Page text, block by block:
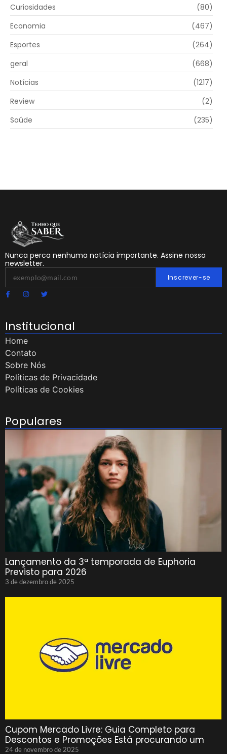
Curiosidades
(80)
Economia
(467)
Esportes
(264)
geral
(668)
Notícias
(1217)
Review
(2)
Saúde
(235)
Nunca perca nenhuma notícia importante. Assine nossa
newsletter.
Inscrever-se
Institucional
Home
Contato
Sobre Nós
Políticas de Privacidade
Políticas de Cookies
Populares
Lançamento da 3ª temporada de Euphoria
Previsto para 2026
3 de dezembro de 2025
Cupom Mercado Livre: Guia Completo para
Descontos e Promoções Está procurando um
24 de novembro de 2025